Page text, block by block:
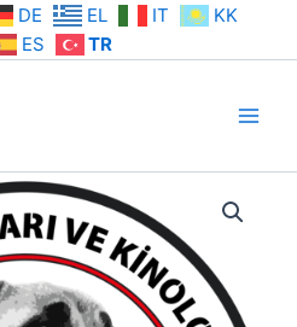
DE EL IT
KK
ES TR